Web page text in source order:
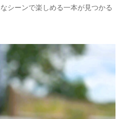
シーンで楽しめる一本が見つかる